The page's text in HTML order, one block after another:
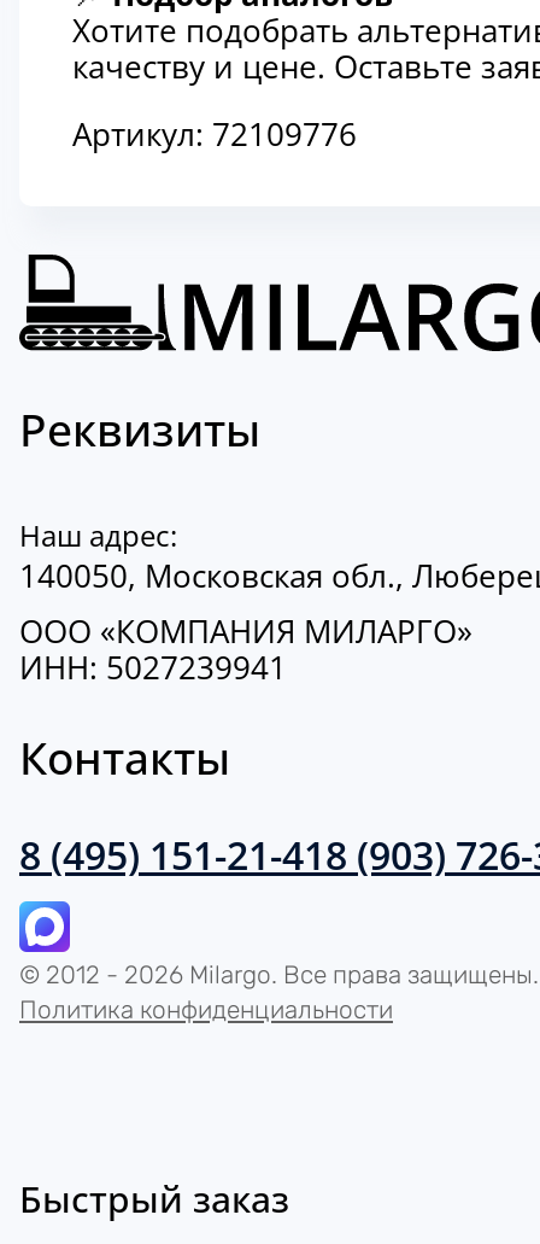
Хотите подобрать
качеству и цене. Оставьте
Артикул: 72109776
Реквизиты
Наш адрес:
140050, Московская обл.,
ООО «КОМПАНИЯ МИЛАРГО»
ИНН: 5027239941
Контакты
8 (495) 151-21-418 (903)
© 2012 - 2026 Milargo. Все права защищены.
Политика конфиденциальности
Быстрый заказ